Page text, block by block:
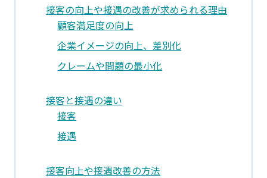
接客の向上や接遇の改善が求められる理由
顧客満足度の向上
企業イメージの向上、差別化
クレームや問題の最小化
接客と接遇の違い
接客
接遇
接客向上や接遇改善の方法